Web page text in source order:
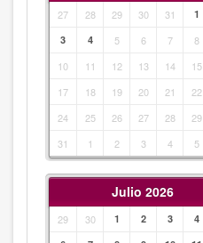
27 28 29 30 31 1
3
4 5 6 7 8
10 11 12 13 14 15
17
18 19 20 21 22
24
25 26 27 28 29
31
1 2 3 4 5
Julio 2026
29 30 1 2 3 4